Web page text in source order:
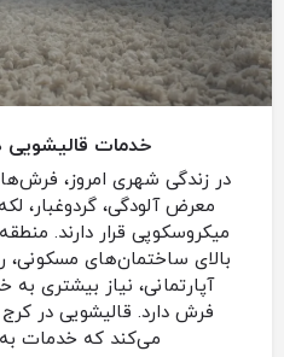
خدمات قالیشویی
در زندگی شهری امروز،
معرض آلودگی، گردوغبار،
میکروسکوپی قرار دارند.
بالای ساختمان‌های مسکونی،
آپارتمانی، نیاز بیشتری
فرش دارد. قالیشویی در
می‌کند که خدمات